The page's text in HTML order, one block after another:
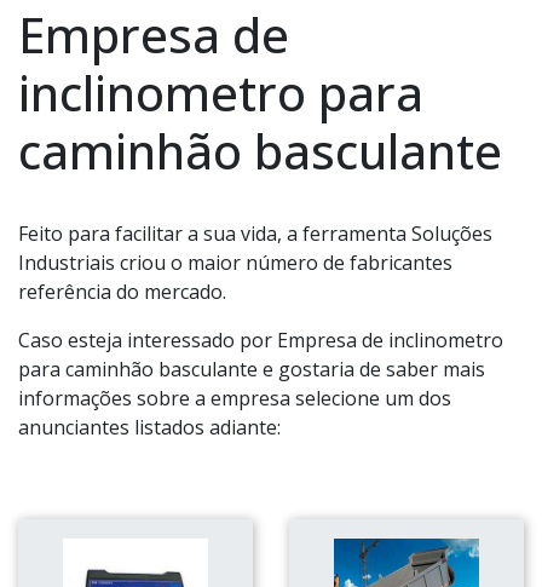
Empresa de
inclinometro para
caminhão basculante
Feito para facilitar a sua vida, a ferramenta Soluções
Industriais criou o maior número de fabricantes
referência do mercado.
Caso esteja interessado por Empresa de inclinometro
para caminhão basculante e gostaria de saber mais
informações sobre a empresa selecione um dos
anunciantes listados adiante: